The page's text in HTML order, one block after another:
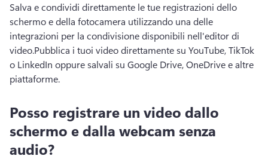
Salva e condividi direttamente le tue registrazioni dello
schermo e della fotocamera utilizzando una delle
integrazioni per la condivisione disponibili nell'editor di
video.Pubblica i tuoi video direttamente su YouTube, TikTok
o LinkedIn oppure salvali su Google Drive, OneDrive e altre
piattaforme.
Posso registrare un video dallo
schermo e dalla webcam senza
audio?